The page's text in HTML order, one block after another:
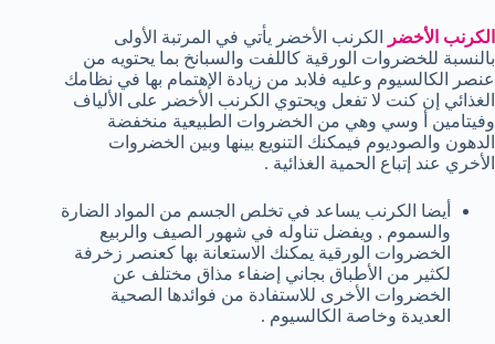
الكرنب الأخضر
الكرنب الأخضر يأتي في المرتبة الأولى
بالنسبة للخضروات الورقية كاللفت والسبانخ بما يحتويه من
عنصر الكالسيوم وعليه فلابد من زيادة الإهتمام بها في نظامك
الغذائي إن كنت لا تفعل ويحتوي الكرنب الأخضر على الألياف
وفيتامين أ وسي وهي من الخضروات الطبيعية منخفضة
الدهون والصوديوم فيمكنك التنويع بينها وبين الخضروات
الأخري عند إتباع الحمية الغذائية .
أيضا الكرنب يساعد في تخلص الجسم من المواد الضارة
والسموم , ويفضل تناوله في شهور الصيف والربيع
الخضروات الورقية يمكنك الاستعانة بها كعنصر زخرفة
لكثير من الأطباق بجاني إضفاء مذاق مختلف عن
الخضروات الأخرى للاستفادة من فوائدها الصحية
العديدة وخاصة الكالسيوم .